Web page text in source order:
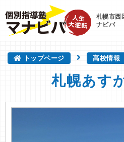
札幌市西
ナビバ
トップページ 高校情報
札幌あす